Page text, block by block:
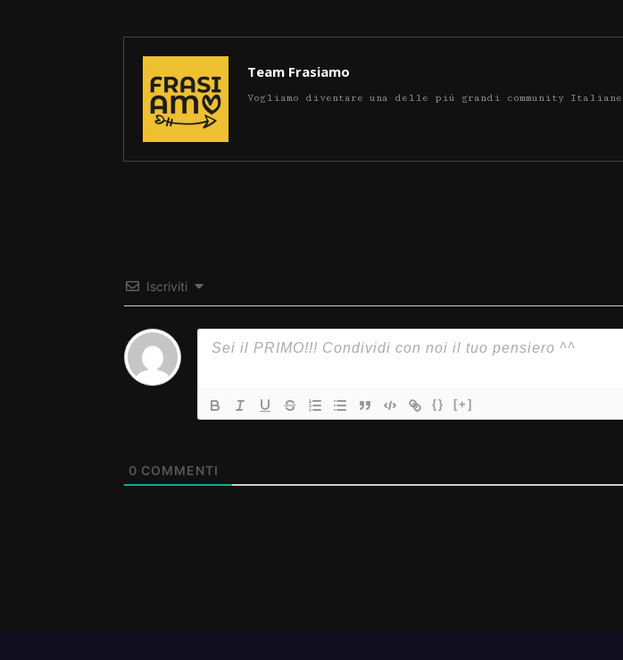
Team Frasiamo
Vogliamo diventare una delle più grandi community Italiane
Iscriviti
{} [+]
0 COMMENTI